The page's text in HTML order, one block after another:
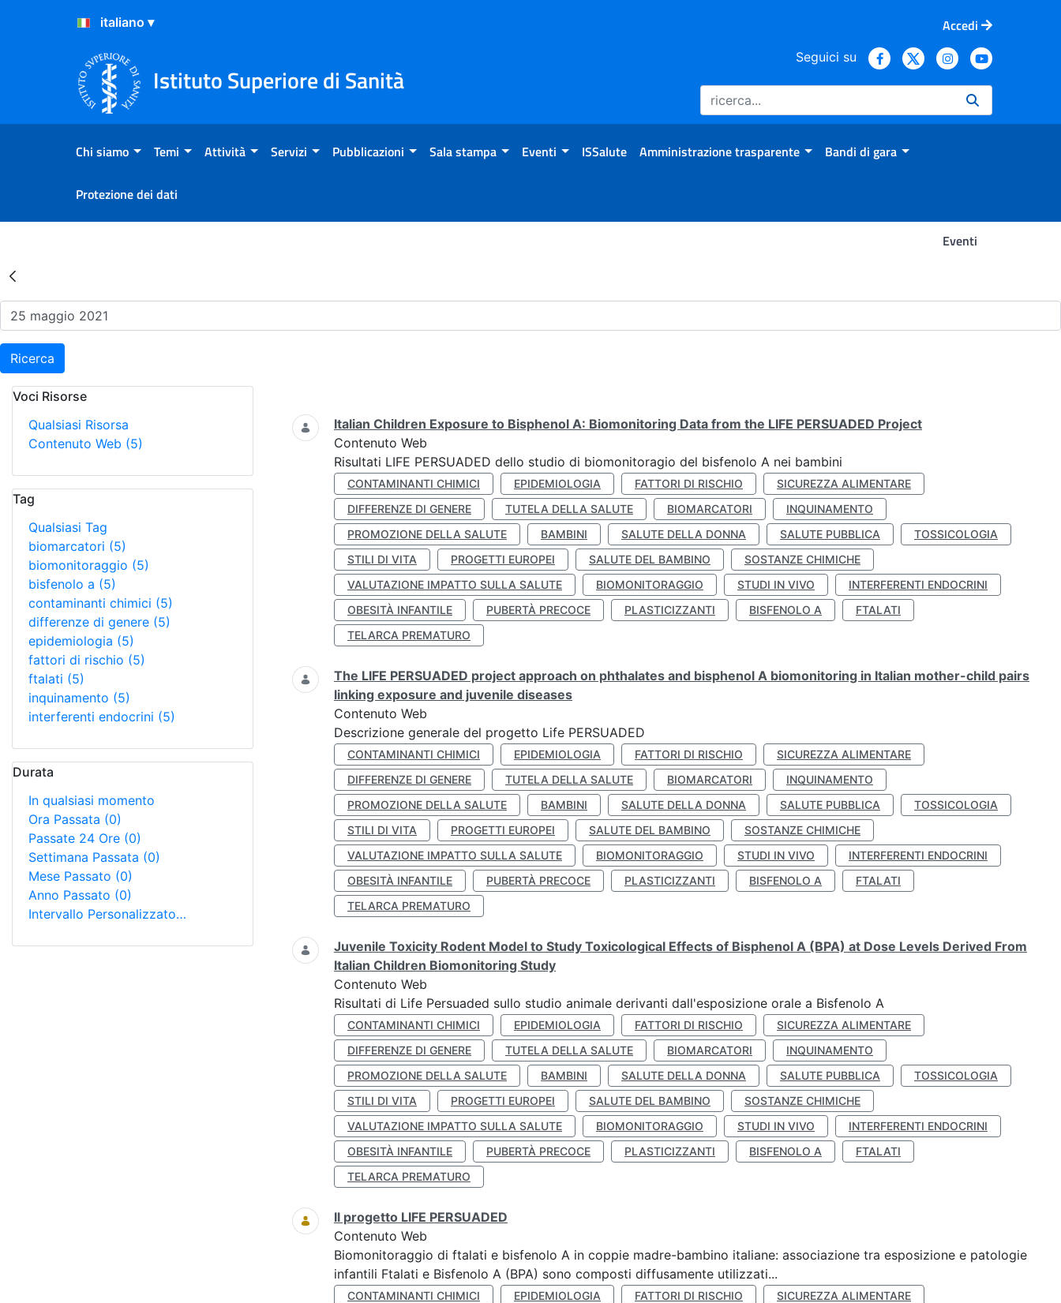
Salta al Contenuto
Salta al Footer
Accedi
Istituto Superiore di Sanità
Seguici su
Chi siamo Temi Attività Servizi Pubblicazioni Sala stampa Eventi ISSalute Amministrazione trasparente Bandi di gara
Protezione dei dati
Eventi
Risultati della Ricerca - Eventi
Ricerca
Voci Risorse
Qualsiasi Risorsa
Contenuto Web (5)
Tag
Qualsiasi Tag
biomarcatori (5)
biomonitoraggio (5)
bisfenolo a (5)
contaminanti chimici (5)
differenze di genere (5)
epidemiologia (5)
fattori di rischio (5)
ftalati (5)
inquinamento (5)
interferenti endocrini (5)
Durata
In qualsiasi momento
Ora Passata (0)
Passate 24 Ore (0)
Settimana Passata (0)
Mese Passato (0)
Anno Passato (0)
Intervallo Personalizzato…
Ricerca
Italian Children Exposure to Bisphenol A: Biomonitoring Data from the LIFE PERSUADED Project
Contenuto Web
Risultati LIFE PERSUADED dello studio di biomonitoragio del bisfenolo A nei bambini
CONTAMINANTI CHIMICI EPIDEMIOLOGIA FATTORI DI RISCHIO
SICUREZZA ALIMENTARE
DIFFERENZE DI GENERE
TUTELA DELLA SALUTE BIOMARCATORI
INQUINAMENTO
PROMOZIONE DELLA SALUTE
BAMBINI SALUTE DELLA DONNA SALUTE PUBBLICA
TOSSICOLOGIA
STILI DI VITA
PROGETTI EUROPEI SALUTE DEL BAMBINO
SOSTANZE CHIMICHE
VALUTAZIONE IMPATTO SULLA SALUTE
BIOMONITORAGGIO STUDI IN VIVO
INTERFERENTI ENDOCRINI
OBESITÀ INFANTILE
PUBERTÀ PRECOCE PLASTICIZZANTI BISFENOLO A
FTALATI
TELARCA PREMATURO
The LIFE PERSUADED project approach on phthalates and bisphenol A biomonitoring in Italian mother-child pairs
linking exposure and juvenile diseases
Contenuto Web
Descrizione generale del progetto Life PERSUADED
CONTAMINANTI CHIMICI EPIDEMIOLOGIA FATTORI DI RISCHIO
SICUREZZA ALIMENTARE
DIFFERENZE DI GENERE
TUTELA DELLA SALUTE BIOMARCATORI
INQUINAMENTO
PROMOZIONE DELLA SALUTE
BAMBINI SALUTE DELLA DONNA SALUTE PUBBLICA
TOSSICOLOGIA
STILI DI VITA
PROGETTI EUROPEI SALUTE DEL BAMBINO
SOSTANZE CHIMICHE
VALUTAZIONE IMPATTO SULLA SALUTE
BIOMONITORAGGIO STUDI IN VIVO
INTERFERENTI ENDOCRINI
OBESITÀ INFANTILE
PUBERTÀ PRECOCE PLASTICIZZANTI BISFENOLO A
FTALATI
TELARCA PREMATURO
Juvenile Toxicity Rodent Model to Study Toxicological Effects of Bisphenol A (BPA) at Dose Levels Derived From
Italian Children Biomonitoring Study
Contenuto Web
Risultati di Life Persuaded sullo studio animale derivanti dall'esposizione orale a Bisfenolo A
CONTAMINANTI CHIMICI EPIDEMIOLOGIA FATTORI DI RISCHIO
SICUREZZA ALIMENTARE
DIFFERENZE DI GENERE
TUTELA DELLA SALUTE BIOMARCATORI
INQUINAMENTO
PROMOZIONE DELLA SALUTE
BAMBINI SALUTE DELLA DONNA SALUTE PUBBLICA
TOSSICOLOGIA
STILI DI VITA
PROGETTI EUROPEI SALUTE DEL BAMBINO
SOSTANZE CHIMICHE
VALUTAZIONE IMPATTO SULLA SALUTE
BIOMONITORAGGIO STUDI IN VIVO
INTERFERENTI ENDOCRINI
OBESITÀ INFANTILE
PUBERTÀ PRECOCE PLASTICIZZANTI BISFENOLO A
FTALATI
TELARCA PREMATURO
Il progetto LIFE PERSUADED
Contenuto Web
Biomonitoraggio di ftalati e bisfenolo A in coppie madre-bambino italiane: associazione tra esposizione e patologie
infantili Ftalati e Bisfenolo A (BPA) sono composti diffusamente utilizzati...
CONTAMINANTI CHIMICI EPIDEMIOLOGIA FATTORI DI RISCHIO
SICUREZZA ALIMENTARE